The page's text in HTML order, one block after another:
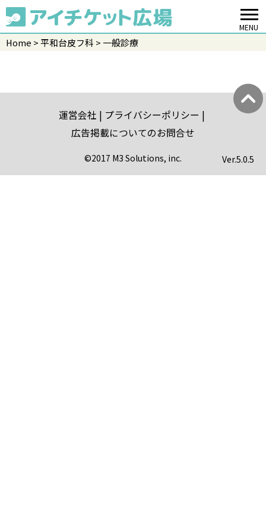
MENU
Home 平和台皮フ科 一般診療
運営会社
プライバシーポリシー
広告掲載についてのお問合せ
©2017 M3 Solutions, inc. Ver.5.0.5